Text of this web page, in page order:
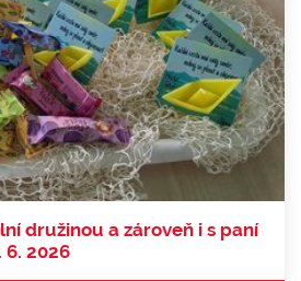
družinou a zároveň i s paní
6. 2026